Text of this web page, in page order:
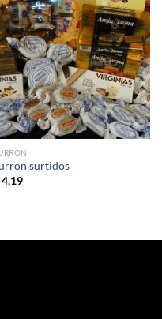
surtidos